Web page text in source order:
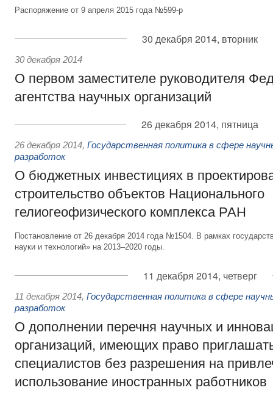
Распоряжение от 9 апреля 2015 года №599-р
30 декабря 2014, вторник
30 декабря 2014
О первом заместителе руководителя
агентства научных организаций
26 декабря 2014, пятница
26 декабря 2014, Государственная политика в сфере
разработок
О бюджетных инвестициях в
строительство объектов Национального
гелиогеофизического комплекса РАН
Постановление от 26 декабря 2014 года №1504. В рамках
науки и технологий» на 2013–2020 годы.
11 декабря 2014, четверг
11 декабря 2014, Государственная политика в сфере
разработок
О дополнении перечня научных и
организаций, имеющих право
специалистов без разрешения на
использование иностранных работников